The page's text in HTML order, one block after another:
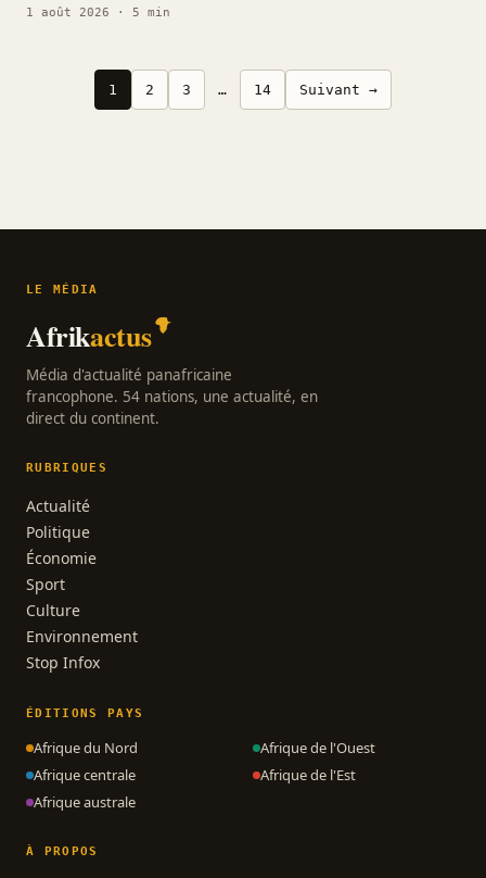
1 août 2026 · 5 min
Pagination
1 2 3 … 14 Suivant →
LE MÉDIA
Afrikactus
Média d'actualité panafricaine
francophone. 54 nations, une actualité, en
direct du continent.
RUBRIQUES
Actualité
Politique
Économie
Sport
Culture
Environnement
Stop Infox
ÉDITIONS PAYS
Afrique du Nord
Afrique de l'Ouest
Afrique centrale
Afrique de l'Est
Afrique australe
À PROPOS